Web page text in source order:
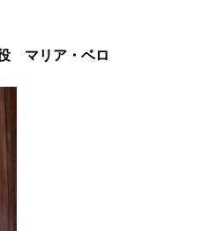
マリア・ベロ